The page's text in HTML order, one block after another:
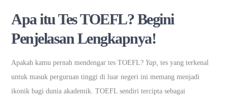
Apa itu Tes TOEFL? Begini
Penjelasan Lengkapnya!
Apakah kamu pernah mendengar tes TOEFL? Yap,tes yang terkenal
untuk masuk perguruan tinggi di luar negeri ini memang menjadi
ikonik bagi dunia akademik. TOEFL sendiri tercipta sebagai